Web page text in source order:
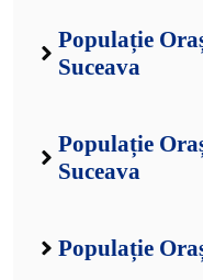
Populație
Suceava
Populație
Suceava
Populație